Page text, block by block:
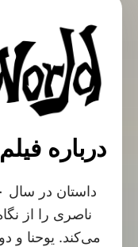
درباره
ناصری را از
می‌کند. یوحنا و